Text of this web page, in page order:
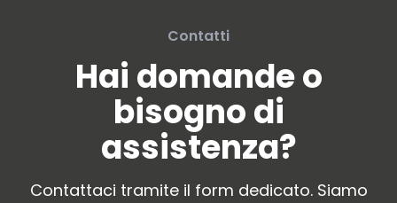
Contatti
Hai domande o
bisogno di
assistenza?
Contattaci tramite il form dedicato. Siamo